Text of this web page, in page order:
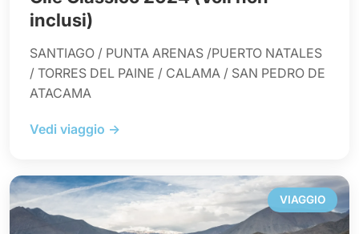
inclusi)
SANTIAGO / PUNTA ARENAS /PUERTO NATALES
/ TORRES DEL PAINE / CALAMA / SAN PEDRO DE
ATACAMA
Vedi viaggio →
VIAGGIO